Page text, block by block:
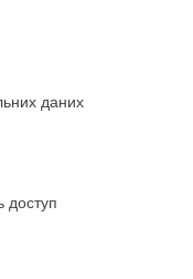
даних
доступ